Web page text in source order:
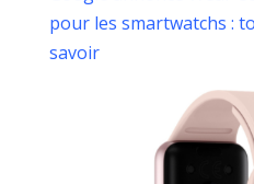
pour les smartwatchs :
savoir